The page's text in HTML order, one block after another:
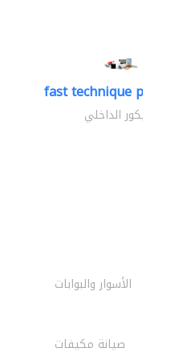
fast technique pre-
الديكور الداخلي
الأسوار والبوابات
صيانة مكيفات